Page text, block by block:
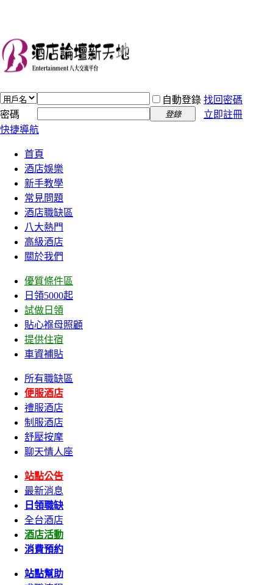
自動登錄 找回密碼
密碼
登錄
立即註冊
快捷導航
首頁
酒店娛樂
新手教學
常見問題
酒店職缺區
八大熱門
高級酒店
關於我們
優質條件區
日領5000起
試做日領
貼心褓母照顧
提供住宿
車資補貼
所有職缺區
便服酒店
禮服酒店
制服酒店
舒壓按摩
聊天情人座
站點公告
最新消息
日領職缺
全台酒店
酒店活動
消費預約
站點幫助